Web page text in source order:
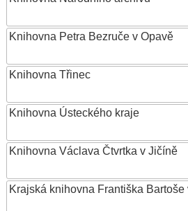
Knihovna Petra Bezruče v Opavě
Knihovna Třinec
Knihovna Ústeckého kraje
Knihovna Václava Čtvrtka v Jičíně
Krajská knihovna Františka Bartoše